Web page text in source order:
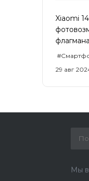
Xiaomi
флагмана
29 авг
Мы в